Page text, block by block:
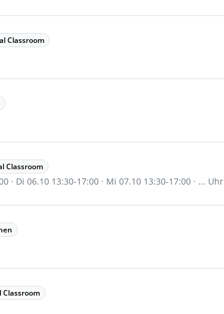
Classroom
Classroom
· Di 06.10 13:30-17:00 · Mi 07.10 13:30-17:00 · ... Uhr
Classroom